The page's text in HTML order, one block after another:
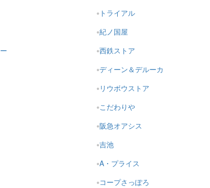
トライアル
紀ノ国屋
西鉄ストア
ディーン＆デルーカ
リウボウストア
こだわりや
阪急オアシス
吉池
A・プライス
コープさっぽろ